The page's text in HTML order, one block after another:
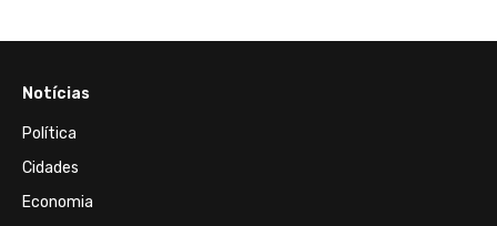
Notícias
Política
Cidades
Economia